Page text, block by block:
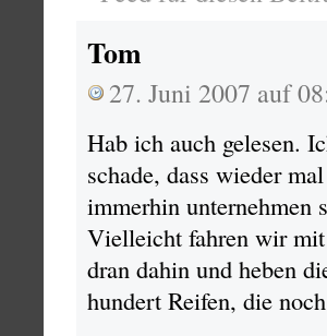
Tom
27. Juni 2007 auf
Hab ich auch gelesen.
schade, dass wieder
immerhin unternehmen
Vielleicht fahren wir mit
dran dahin und
hundert Reifen, die